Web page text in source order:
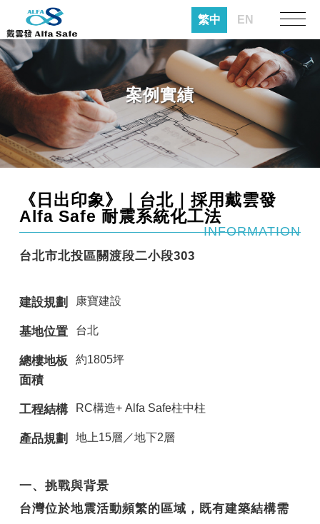
繁中 EN
案例實績
《日出印象》｜台北｜採用戴雲發
Alfa Safe 耐震系統化工法
INFORMATION
台北市北投區關渡段二小段303
建設規劃 康寶建設
基地位置 台北
總樓地板
面積
約1805坪
工程結構 RC構造+ Alfa Safe柱中柱
產品規劃 地上15層／地下2層
一、挑戰與背景
台灣位於地震活動頻繁的區域，既有建築結構需